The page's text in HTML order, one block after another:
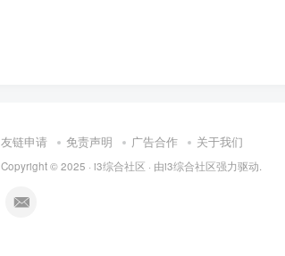
友链申请 免责声明 广告合作 关于我们
Copyright © 2025 · i3综合社区 · 由i3综合社区强力驱动.